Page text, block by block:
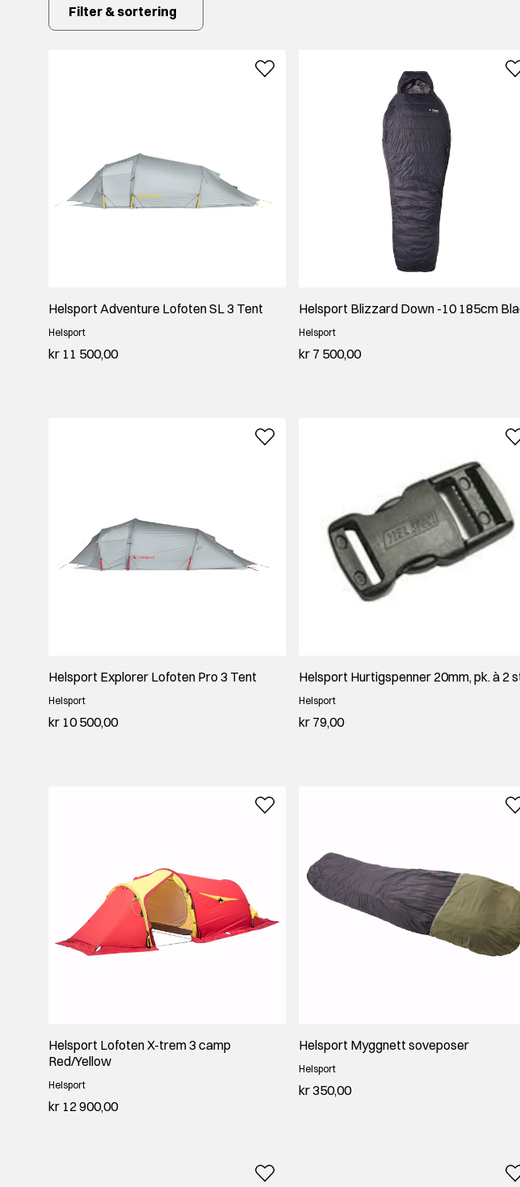
Helsport sovepose som holder deg varm
spiller en avgjørende rolle for nattesøvnen ute. Helsport har utviklet et
modell som passer til dine behov. Enten du skal overnatte i telt på vårparten eller
merket med temperaturgrenser og isolasjonstype, slik at du enkelt kan finne riktig
Enten du trenger et telt til lengre fjellturer, en lett sovepose til sommerbruk, finner du
Filter & sortering
Helsport Adventure Lofoten SL 3 Tent
Helsport
kr 11 500,00
Helsport Blizzard Down -10 185cm
Helsport
kr 7 500,00
Helsport Explorer Lofoten Pro 3 Tent
Helsport
kr 10 500,00
Helsport Hurtigspenner 20mm, pk. à 2
Helsport
kr 79,00
Helsport Lofoten X-trem 3 camp
Red/Yellow
Helsport
kr 12 900,00
Helsport Myggnett soveposer
Helsport
kr 350,00